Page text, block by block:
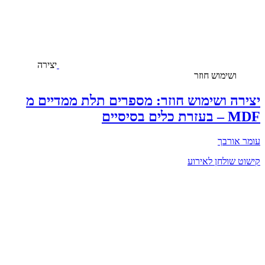
יצירה
ושימוש חוזר
יצירה ושימוש חוזר: מספרים תלת ממדיים מ
MDF – בעזרת כלים בסיסיים
עומר אורבך
קישוט שולחן לאירוע